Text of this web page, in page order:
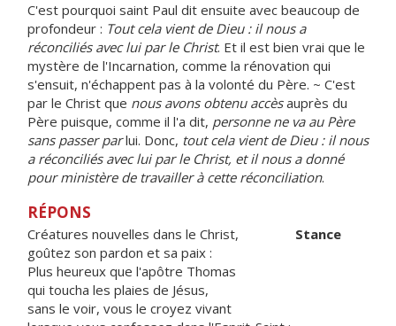
C'est pourquoi saint Paul dit ensuite avec beaucoup de
profondeur : Tout cela vient de Dieu : il nous a
réconciliés avec lui par le Christ. Et il est bien vrai que le
mystère de l'Incarnation, comme la rénovation qui
s'ensuit, n'échappent pas à la volonté du Père. ~ C'est
par le Christ que nous avons obtenu accèsauprès du
Père puisque, comme il l'a dit, personne ne va au Père
sans passer parlui. Donc, tout cela vient de Dieu : il nous
a réconciliés avec lui par le Christ, et il nous a donné
pour ministère de travailler à cette réconciliation.
RÉPONS
Créatures nouvelles dans le Christ, Stance
goûtez son pardon et sa paix :
Plus heureux que l'apôtre Thomas
qui toucha les plaies de Jésus,
sans le voir, vous le croyez vivant